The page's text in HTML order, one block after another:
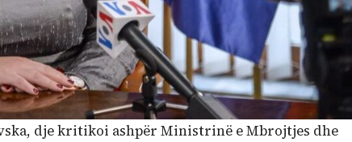
dje kritikoi ashpër Ministrinë e Mbrojtjes dhe